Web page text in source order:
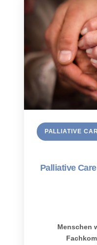
PALLIATIVE
Palliative
Menschen